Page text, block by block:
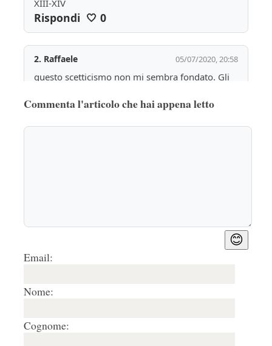
XIII-XIV
Rispondi 🤍 0
2. Raffaele 05/07/2020, 20:58
questo scetticismo non mi sembra fondato. Gli
scoperte non possono essere tenute segrete per
07/07/2020, 11:30
Ottime e preziose riflessioni. Auspicabile siano
4.Pat
Commenta l'articolo che hai appena letto
😊
Email:
Nome:
Cognome: